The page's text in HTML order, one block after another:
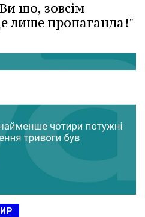
що, зовсім
лише пропаганда!"